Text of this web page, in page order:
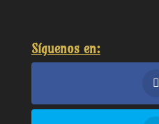
Síguenos en: